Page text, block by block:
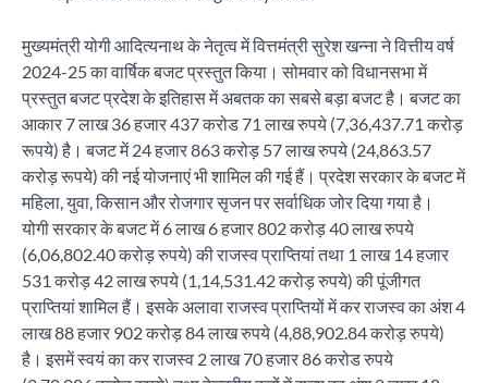
मुख्यमंत्री योगी आदित्यनाथ के नेतृत्व में वित्तमंत्री सुरेश खन्ना ने वित्तीय वर्ष
2024-25 का वार्षिक बजट प्रस्तुत किया। सोमवार को विधानसभा में
प्रस्तुत बजट प्रदेश के इतिहास में अबतक का सबसे बड़ा बजट है। बजट का
आकार 7 लाख 36 हजार 437 करोड 71 लाख रुपये (7,36,437.71 करोड़
रूपये) है। बजट में 24 हजार 863 करोड़ 57 लाख रुपये (24,863.57
करोड़ रूपये) की नई योजनाएं भी शामिल की गई हैं। प्रदेश सरकार के बजट में
महिला, युवा, किसान और रोजगार सृजन पर सर्वाधिक जोर दिया गया है।
योगी सरकार के बजट में 6 लाख 6 हजार 802 करोड़ 40 लाख रुपये
(6,06,802.40 करोड़ रुपये) की राजस्व प्राप्तियां तथा 1 लाख 14 हजार
531 करोड़ 42 लाख रुपये (1,14,531.42 करोड़ रुपये) की पूंजीगत
प्राप्तियां शामिल हैं। इसके अलावा राजस्व प्राप्तियों में कर राजस्व का अंश 4
लाख 88 हजार 902 करोड़ 84 लाख रुपये (4,88,902.84 करोड़ रुपये)
है। इसमें स्वयं का कर राजस्व 2 लाख 70 हजार 86 करोड रुपये